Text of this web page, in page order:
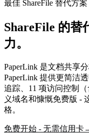
最佳 ShareFile 替代方案
ShareFile 的替
力。
PaperLink 是文档共享
PaperLink 提供更简洁
追踪、11 项访问控制
义域名和慷慨免费版 -
格。
免费开始 - 无需信用卡